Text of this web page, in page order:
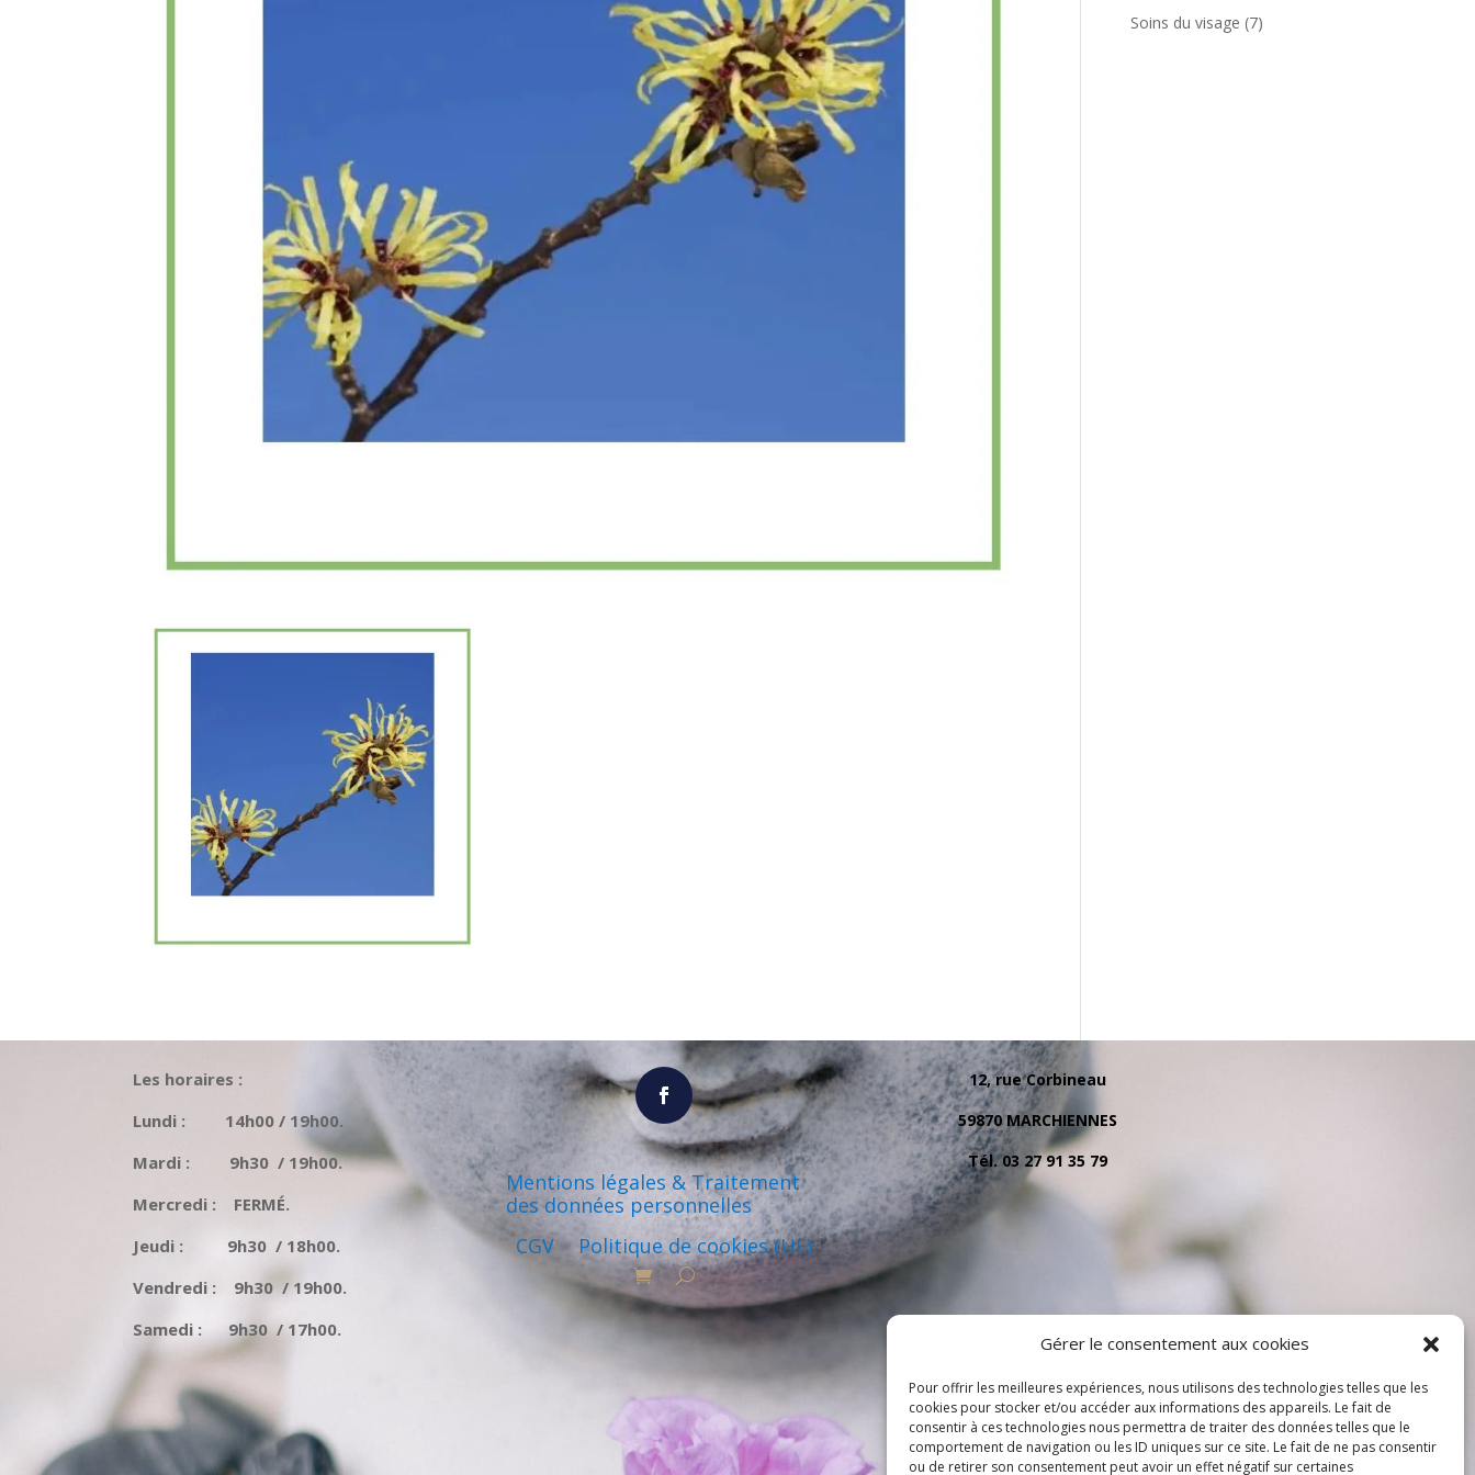
Gérer le consentement aux cookies
Pour offrir les meilleures expériences, nous utilisons des technologies telles que les
cookies pour stocker et/ou accéder aux informations des appareils. Le fait de
consentir à ces technologies nous permettra de traiter des données telles que le
comportement de navigation ou les ID uniques sur ce site. Le fait de ne pas consentir
ou de retirer son consentement peut avoir un effet négatif sur certaines
produits
Soins du visage 77
Les horaires :
Lundi : 14h00 / 19h00.
Mardi : 9h30 / 19h00.
Mercredi : FERMÉ.
Jeudi : 9h30 / 18h00.
Vendredi : 9h30 / 19h00.
Samedi : 9h30 / 17h00.
Mentions légales & Traitement
des données personnelles
CGV
Politique de cookies (UE)
12, rue Corbineau
59870 MARCHIENNES
Tél. 03 27 91 35 79